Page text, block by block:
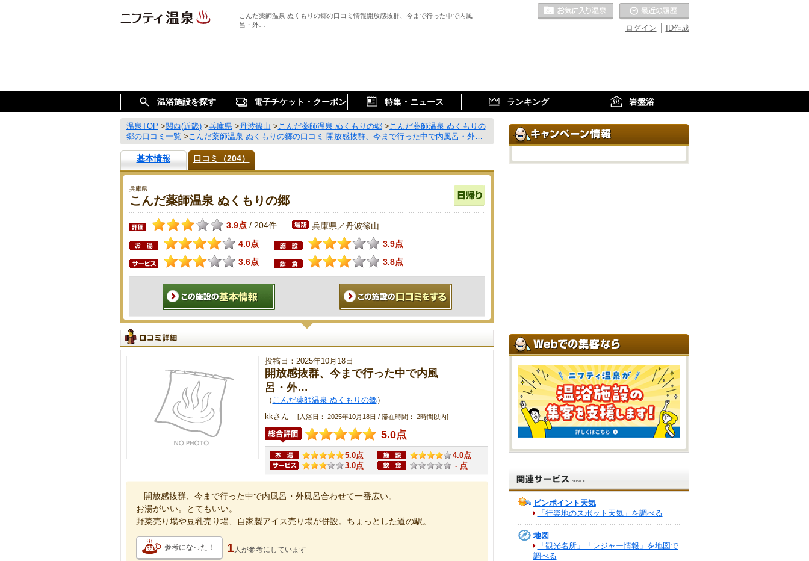
こんだ薬師温泉 ぬくもりの郷の口コミ情報開放感抜群、今まで行った中で内風
呂・外…
ID作成
ログイン
お気に入りの温泉
温浴施設を探す 電子チケット・クーポン 特集・ニュース ランキング 岩盤浴
温泉TOP >関西(近畿)>兵庫県>丹波篠山 >こんだ薬師温泉 ぬくもりの郷>こんだ薬師温泉 ぬくもりの
郷の口コミ一覧 >こんだ薬師温泉 ぬくもりの郷の口コミ 開放感抜群、今まで行った中で内風呂・外…
基本情報 口コミ（204）
兵庫県
こんだ薬師温泉 ぬくもりの郷
3.9点 / 204件 兵庫県／丹波篠山
4.0点
3.9点
3.6点
3.8点
投稿日：2025年10月18日
開放感抜群、今まで行った中で内風
呂・外…
（ こんだ薬師温泉 ぬくもりの郷）
kkさん
[入浴日： 2025年10月18日 / 滞在時間： 2時間以内]
5.0点
5.0点
4.0点
3.0点
- 点
開放感抜群、今まで行った中で内風呂・外風呂合わせて一番広い。
お湯がいい。とてもいい。
野菜売り場や豆乳売り場、自家製アイス売り場が併設。ちょっとした道の駅。
参考になった！ 1 人が参考にしています
ピンポイント天気
「行楽地のスポット天気」を調べる
地図
「観光名所」「レジャー情報」を地図で
調べる